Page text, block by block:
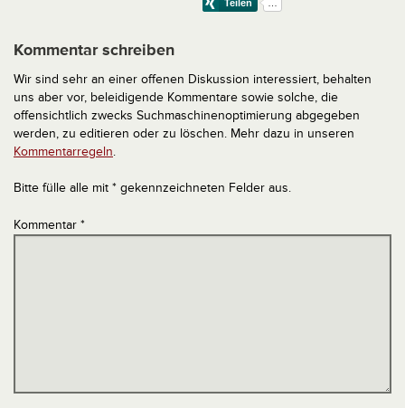
Kommentar schreiben
Wir sind sehr an einer offenen Diskussion interessiert, behalten
uns aber vor, beleidigende Kommentare sowie solche, die
offensichtlich zwecks Suchmaschinenoptimierung abgegeben
werden, zu editieren oder zu löschen. Mehr dazu in unseren
Kommentarregeln.
Bitte fülle alle mit * gekennzeichneten Felder aus.
Kommentar *